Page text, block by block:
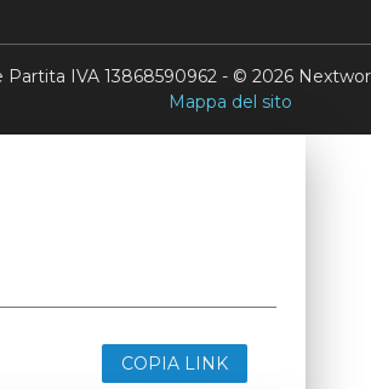
IVA 13868590962 - © 2026
Mappa del sito
COPIA LINK